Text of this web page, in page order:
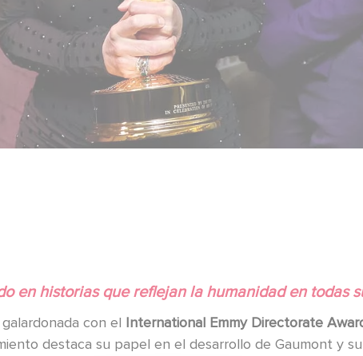
en historias que reflejan la humanidad en todas
con el International Emmy Directorate
destaca su papel en el desarrollo de Gaumont y